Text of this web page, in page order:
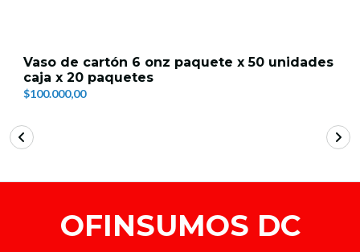
Vaso de cartón 6 onz paquete x 50 unidades
caja x 20 paquetes
$100.000,00
OFINSUMOS DC